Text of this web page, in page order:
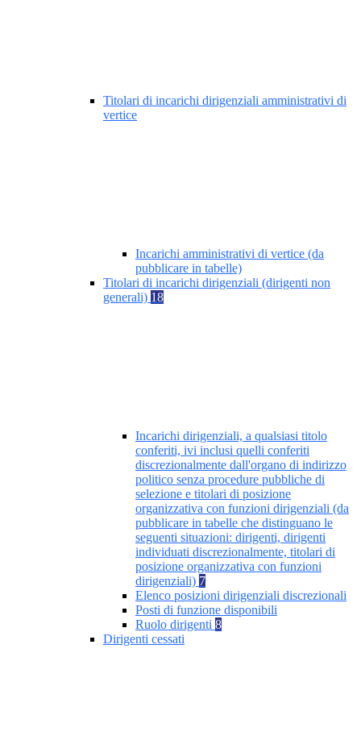
Titolari di incarichi dirigenziali amministrativi di
vertice
Incarichi amministrativi di vertice (da
pubblicare in tabelle)
Titolari di incarichi dirigenziali (dirigenti non
generali) 18
Incarichi dirigenziali, a qualsiasi titolo
conferiti, ivi inclusi quelli conferiti
discrezionalmente dall'organo di indirizzo
politico senza procedure pubbliche di
selezione e titolari di posizione
organizzativa con funzioni dirigenziali (da
pubblicare in tabelle che distinguano le
seguenti situazioni: dirigenti, dirigenti
individuati discrezionalmente, titolari di
posizione organizzativa con funzioni
dirigenziali) 7
Elenco posizioni dirigenziali discrezionali
Posti di funzione disponibili
Ruolo dirigenti 8
Dirigenti cessati